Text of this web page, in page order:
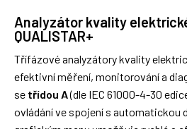
Analyzátor kvality
QUALISTAR+
Třífázové analyzátory kvality
efektivní měření, monitorování a
se třídou A(dle IEC 61000-4-30
ovládání ve spojení s automatickou